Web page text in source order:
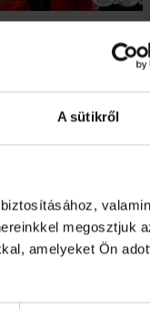
A sütikről
megosztjuk
amelyeket Ön